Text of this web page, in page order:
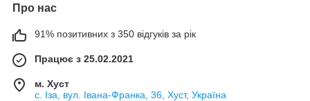
Про нас
91% позитивних з 350 відгуків за рік
Працює з 25.02.2021
м. Хуст
с. Іза, вул. Івана-Франка, 36, Хуст, Україна